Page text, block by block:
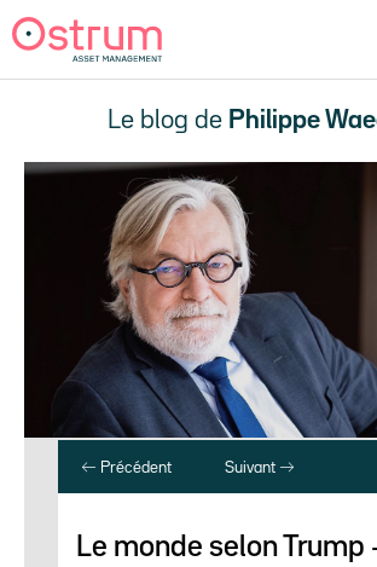
Le blog de Philippe
Précédent Suivant
Le monde selon Trump